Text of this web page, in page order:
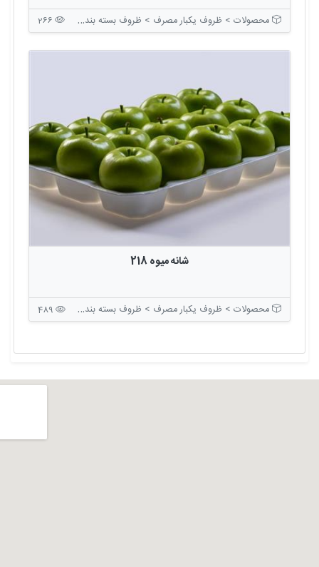
محصولات > ظروف یکبار مصرف > ظروف بسته بندی درب دار
شانه میوه 218
محصولات > ظروف یکبار مصرف > ظروف بسته بندی بدون درب